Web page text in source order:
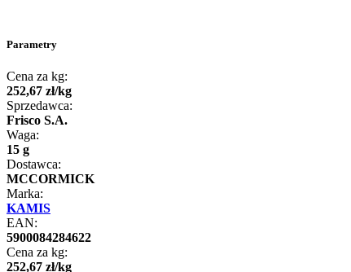
Parametry
Cena za kg:
252,67 zł/kg
Sprzedawca:
Frisco S.A.
Waga:
15 g
Dostawca:
MCCORMICK
Marka:
KAMIS
EAN:
5900084284622
Cena za kg:
252,67 zł/kg